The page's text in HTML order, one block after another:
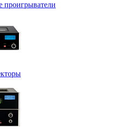
проигрыватели